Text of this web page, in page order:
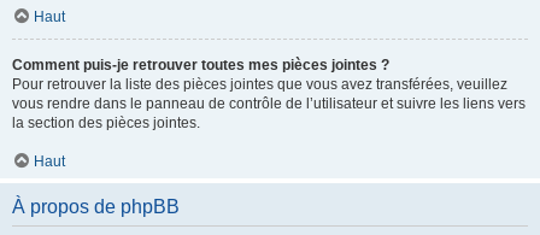
Haut
Comment puis-je retrouver toutes mes pièces jointes ?
Pour retrouver la liste des pièces jointes que vous avez transférées, veuillez
vous rendre dans le panneau de contrôle de l’utilisateur et suivre les liens vers
la section des pièces jointes.
Haut
À propos de phpBB